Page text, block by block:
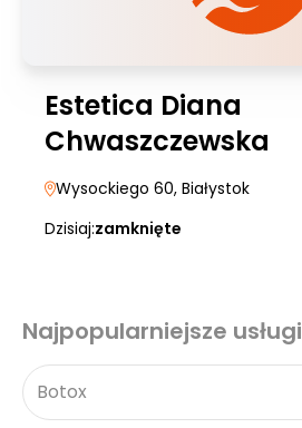
Estetica Diana
Chwaszczewska
Wysockiego 60, Białystok
Dzisiaj:zamknięte
Najpopularniejsze usługi
Botox